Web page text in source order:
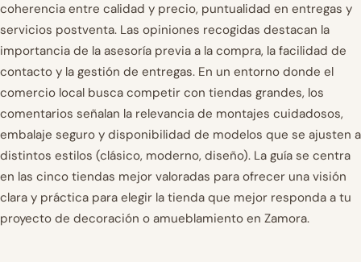
coherencia entre calidad y precio, puntualidad en entregas y
servicios postventa. Las opiniones recogidas destacan la
importancia de la asesoría previa a la compra, la facilidad de
contacto y la gestión de entregas. En un entorno donde el
comercio local busca competir con tiendas grandes, los
comentarios señalan la relevancia de montajes cuidadosos,
embalaje seguro y disponibilidad de modelos que se ajusten a
distintos estilos (clásico, moderno, diseño). La guía se centra
en las cinco tiendas mejor valoradas para ofrecer una visión
clara y práctica para elegir la tienda que mejor responda a tu
proyecto de decoración o amueblamiento en Zamora.